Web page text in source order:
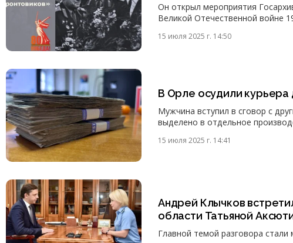
Он открыл мероприятия
Великой Отечественной войне
15 июля 2025 г. 14:50
В Орле осудили
Мужчина вступил в сговор с
выделено в отдельное
15 июля 2025 г. 14:41
Андрей Клычков
области Татьяной
Главной темой разговора